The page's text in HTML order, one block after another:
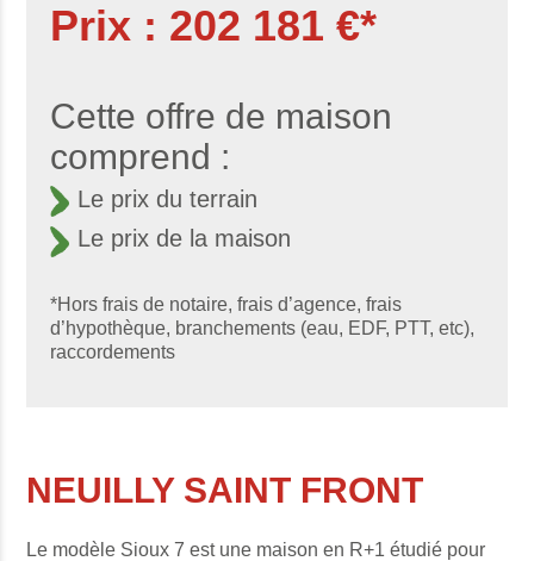
NEUILLY SAINT FRONT
Le modèle Sioux 7 est une maison en R+1 étudié pour
Prix : 202 181 €*
Cette offre de maison
comprend :
Le prix du terrain
Le prix de la maison
*Hors frais de notaire, frais d’agence, frais
d’hypothèque, branchements (eau, EDF, PTT, etc),
raccordements